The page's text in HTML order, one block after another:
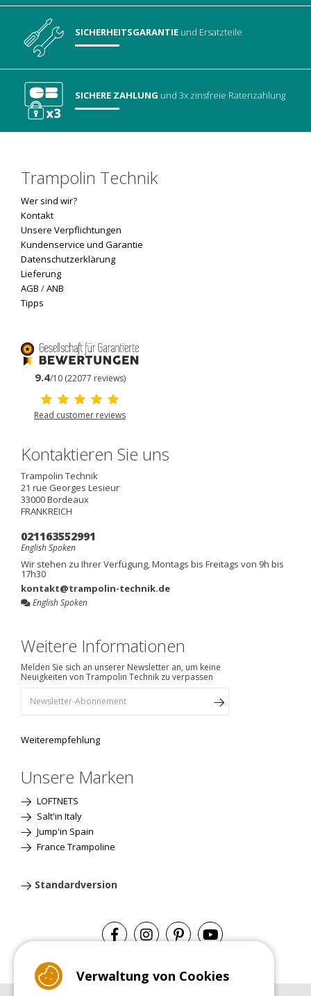
SICHERHEITSGARANTIE und Ersatzteile
SICHERE ZAHLUNG und 3x zinsfreie Ratenzahlung
Trampolin Technik
Wer sind wir?
Kontakt
Unsere Verpflichtungen
Kundenservice und Garantie
Datenschutzerklärung
Lieferung
AGB /ANB
Tipps
9.4/10 (22077 reviews)
Read customer reviews
Kontaktieren Sie uns
Trampolin Technik
21 rue Georges Lesieur
33000Bordeaux
FRANKREICH
021163552991
English Spoken
Wir stehen zu Ihrer Verfügung, Montags bis Freitags von 9h bis
17h30
kontakt@trampolin-technik.de
English Spoken
Weitere Informationen
Melden Sie sich an unserer Newsletter an, um keine
Neuigkeiten von Trampolin Technik zu verpassen
Weiterempfehlung
Unsere Marken
LOFTNETS
Salt'in Italy
Jump'in Spain
France Trampoline
Standardversion
Verwaltung von Cookies